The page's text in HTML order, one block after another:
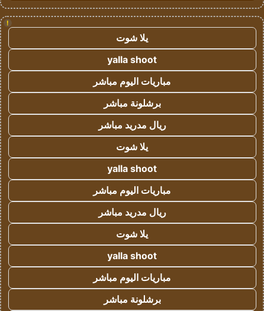
!
يلا شوت
yalla shoot
مباريات اليوم مباشر
برشلونة مباشر
ريال مدريد مباشر
يلا شوت
yalla shoot
مباريات اليوم مباشر
ريال مدريد مباشر
يلا شوت
yalla shoot
مباريات اليوم مباشر
برشلونة مباشر